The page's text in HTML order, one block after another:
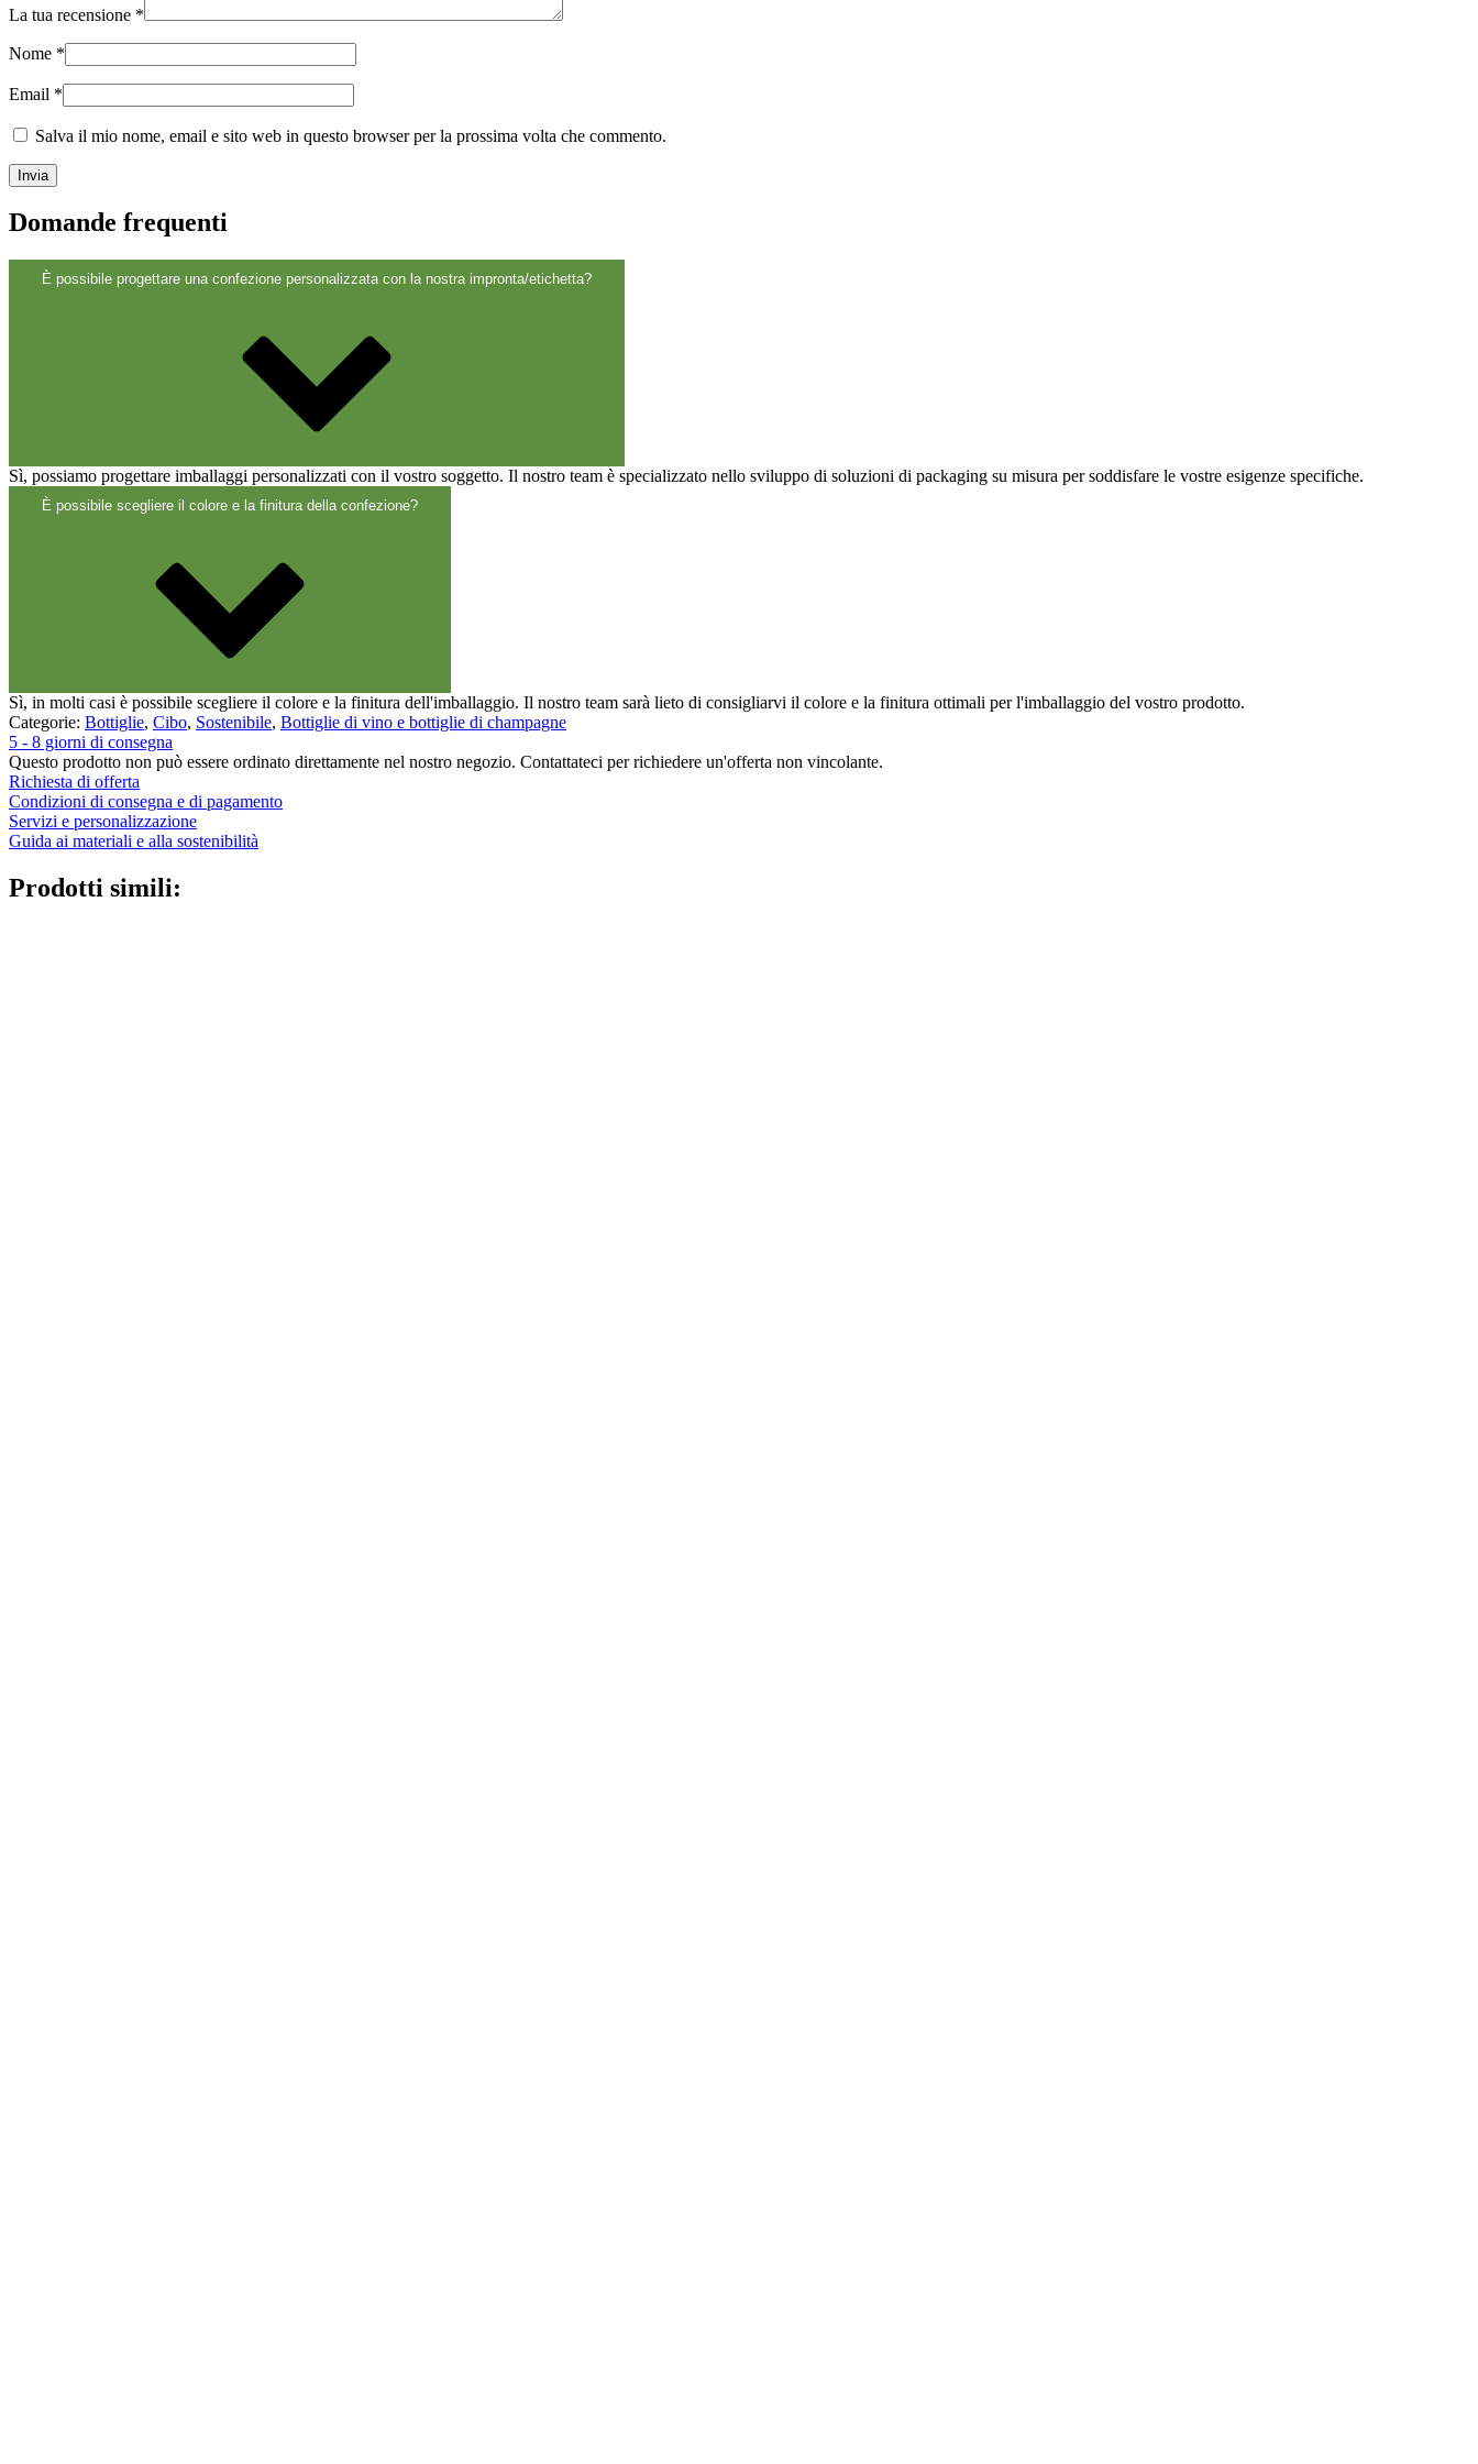
Sostenibile(301)
Bottiglie per liquori
Chiusure(173)
Bottiglie di vino e bottiglie di champagne
La tua recensione *
Nome *
Email *
Salva il mio nome, email e sito web in questo browser per la prossima volta che commento.
Domande frequenti
È possibile progettare una confezione personalizzata con la nostra impronta/etichetta?
Sì, possiamo progettare imballaggi personalizzati con il vostro soggetto. Il nostro team è specializzato nello sviluppo di soluzioni di packaging su misura per soddisfare le vostre esigenze specifiche.
È possibile scegliere il colore e la finitura della confezione?
Sì, in molti casi è possibile scegliere il colore e la finitura dell'imballaggio. Il nostro team sarà lieto di consigliarvi il colore e la finitura ottimali per l'imballaggio del vostro prodotto.
Categorie: Bottiglie, Cibo, Sostenibile, Bottiglie di vino e bottiglie di champagne
5 - 8 giorni di consegna
Questo prodotto non può essere ordinato direttamente nel nostro negozio. Contattateci per richiedere un'offerta non vincolante.
Richiesta di offerta
Condizioni di consegna e di pagamento
Servizi e personalizzazione
Guida ai materiali e alla sostenibilità
Prodotti simili: